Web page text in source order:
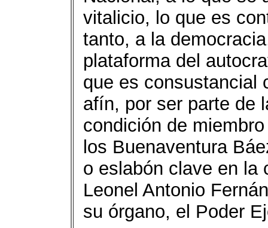
vitalicio, lo que es
tanto, a la
plataforma del
que es consustancial
afín, por ser parte de
condición de
los Buenaventura
o eslabón clave en la
Leonel Antonio
su órgano, el Poder